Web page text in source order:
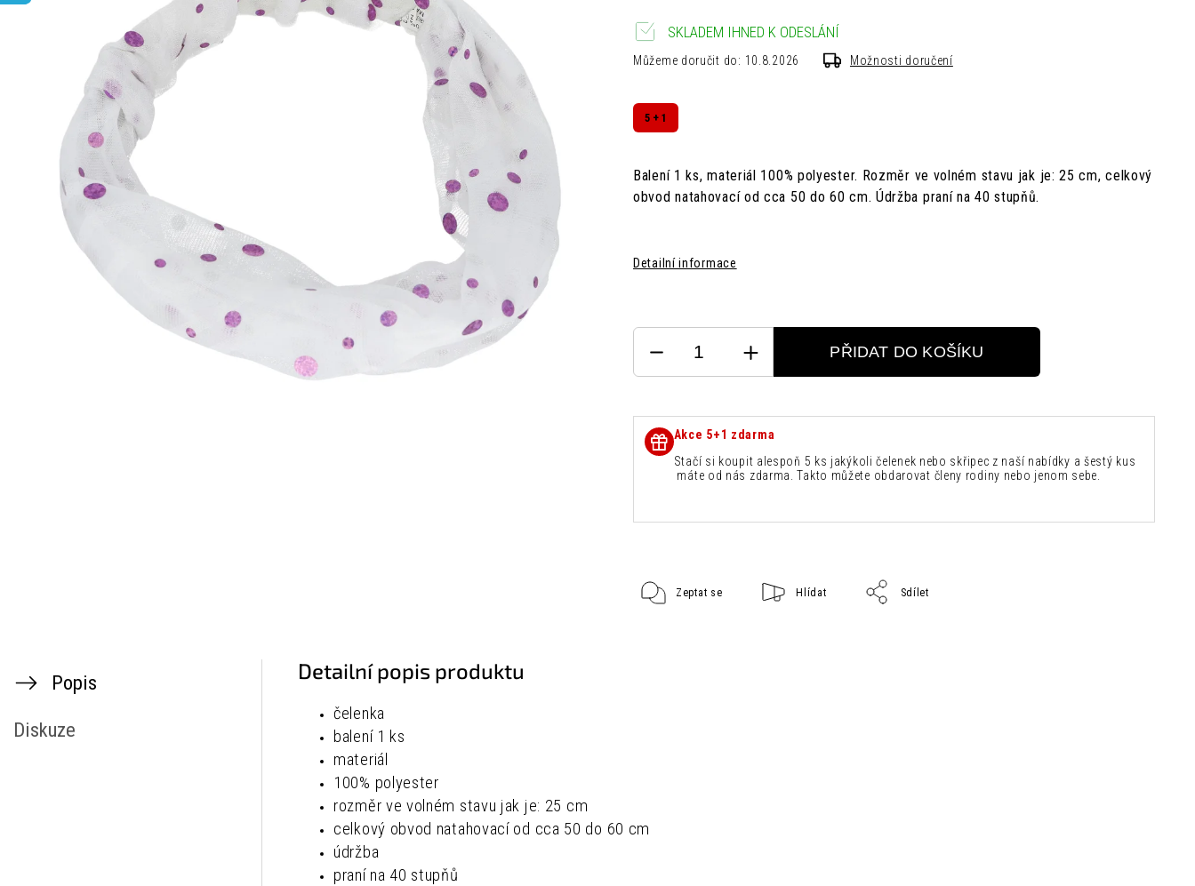
5 + 1
Balení 1 ks, materiál 100% polyester. Rozměr ve volném stavu jak je: 25 cm,celkový
obvod natahovací od cca 50 do 60 cm. Údržba praní na 40 stupňů.
Detailní informace
SKLADEM IHNED K ODESLÁNÍ
Můžeme doručit do: 10.8.2026 Možnosti doručení
PŘIDAT DO KOŠÍKU
Akce 5+1 zdarma
Stačí si koupit alespoň 5 ks jakýkoli čelenek nebo skřipec z naší nabídky a šestý kus
máte od nás zdarma. Takto můžete obdarovat členy rodiny nebo jenom sebe.
Zeptat se Hlídat Sdílet
Popis
Diskuze
Detailní popis produktu
čelenka
balení 1 ks
materiál
100% polyester
rozměr ve volném stavu jak je: 25 cm
celkový obvod natahovací od cca 50 do 60 cm
údržba
praní na 40 stupňů